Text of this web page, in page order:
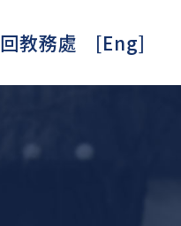
回教務處 [Eng]